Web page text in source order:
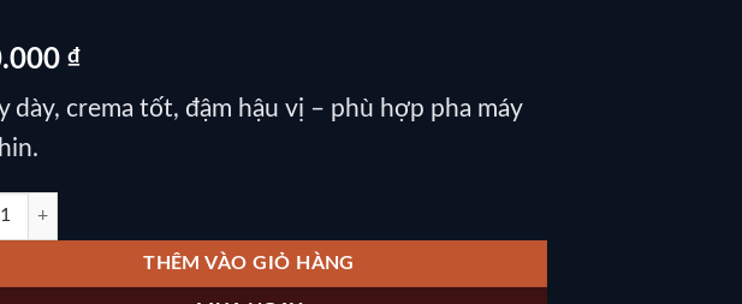
₫
dày, crema tốt, đậm hậu vị – phù hợp pha máy
– Hạt & Xay số lượng
THÊM VÀO GIỎ HÀNG